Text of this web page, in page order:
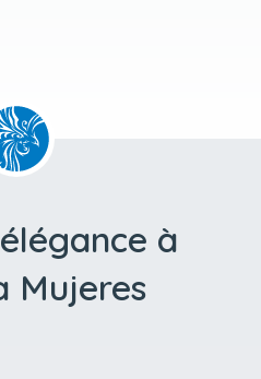
à
Mujeres